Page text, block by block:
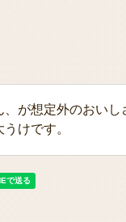
、が想定外のおいし
けです。